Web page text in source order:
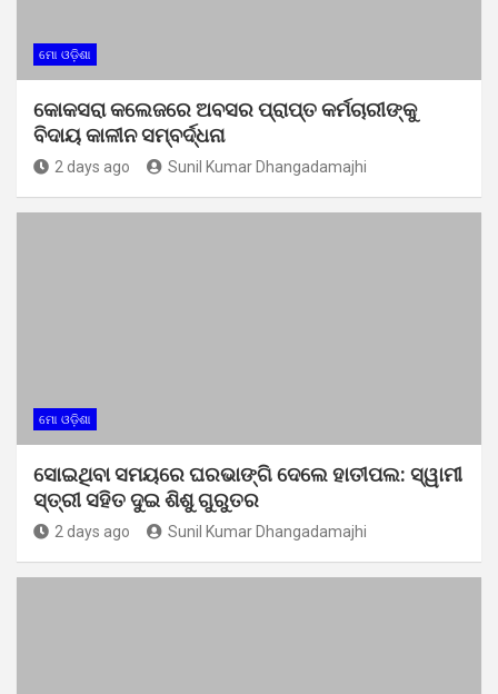
ମୋ ଓଡ଼ିଶା
କୋକସରା କଲେଜରେ ଅବସର ପ୍ରାପ୍ତ କର୍ମଚାରୀଙ୍କୁ
ବିଦାୟ କାଳୀନ ସମ୍ବର୍ଦ୍ଧନା
2 days ago Sunil Kumar Dhangadamajhi
ମୋ ଓଡ଼ିଶା
ସୋଇଥିବା ସମୟରେ ଘରଭାଙ୍ଗି ଦେଲେ ହାତୀପଲ: ସ୍ୱାମୀ
ସ୍ତ୍ରୀ ସହିତ ଦୁଇ ଶିଶୁ ଗୁରୁତର
2 days ago Sunil Kumar Dhangadamajhi